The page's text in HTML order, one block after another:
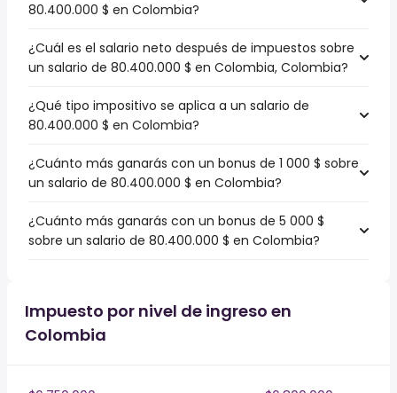
80.400.000 $ en Colombia?
¿Cuál es el salario neto después de impuestos sobre
un salario de 80.400.000 $ en Colombia, Colombia?
¿Qué tipo impositivo se aplica a un salario de
80.400.000 $ en Colombia?
¿Cuánto más ganarás con un bonus de 1 000 $ sobre
un salario de 80.400.000 $ en Colombia?
¿Cuánto más ganarás con un bonus de 5 000 $
sobre un salario de 80.400.000 $ en Colombia?
Impuesto por nivel de ingreso en
Colombia